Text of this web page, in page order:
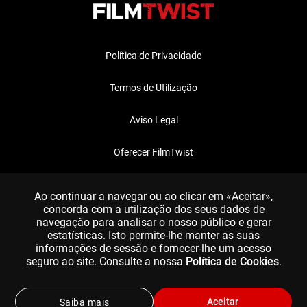
Política de Privacidade
Termos de Utilização
Aviso Legal
Oferecer FilmTwist
Ao continuar a navegar ou ao clicar em «Aceitar»,
concorda com a utilização dos seus dados de
navegação para analisar o nosso público e gerar
estatísticas. Isto permite-lhe manter as suas
informações de sessão e fornecer-lhe um acesso
seguro ao site. Consulte a nossa Política de Cookies.
Aceitar
Saiba mais